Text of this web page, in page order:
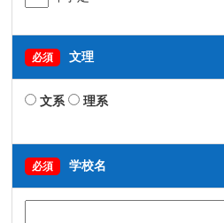
必須 文理
文系 理系
必須 学校名